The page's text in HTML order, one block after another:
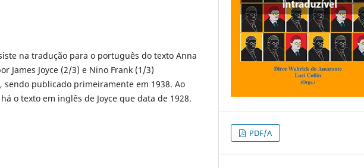
na tradução para o português do texto Anna
James Joyce (2/3) e Nino Frank (1/3)
publicado primeiramente em 1938. Ao
o texto em inglês de Joyce que data de 1928.
PDF/A